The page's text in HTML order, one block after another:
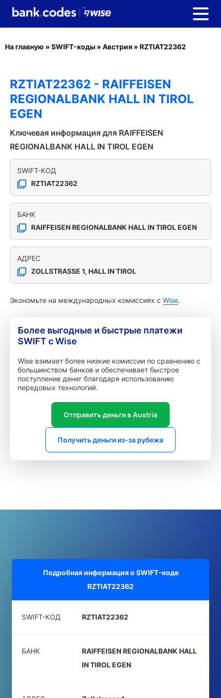
На главную » SWIFT-коды » Австрия » RZTIAT22362
RZTIAT22362 - RAIFFEISEN
REGIONALBANK HALL IN TIROL
EGEN
Ключевая информация для RAIFFEISEN
REGIONALBANK HALL IN TIROL EGEN
SWIFT-КОД
RZTIAT22362
БАНК
RAIFFEISEN REGIONALBANK HALL IN TIROL EGEN
АДРЕС
ZOLLSTRASSE 1, HALL IN TIROL
Экономьте на международных комиссиях с Wise.
Более выгодные и быстрые платежи
SWIFT с Wise
Wise взимает более низкие комиссии по сравнению с
большинством банков и обеспечивает быстрое
поступление денег благодаря использованию
передовых технологий.
Отправить деньги в Austria
Получить деньги из-за рубежа
Подробная информация о SWIFT-коде
RZTIAT22362
SWIFT-КОД RZTIAT22362
БАНК
RAIFFEISEN REGIONALBANK HALL
IN TIROL EGEN